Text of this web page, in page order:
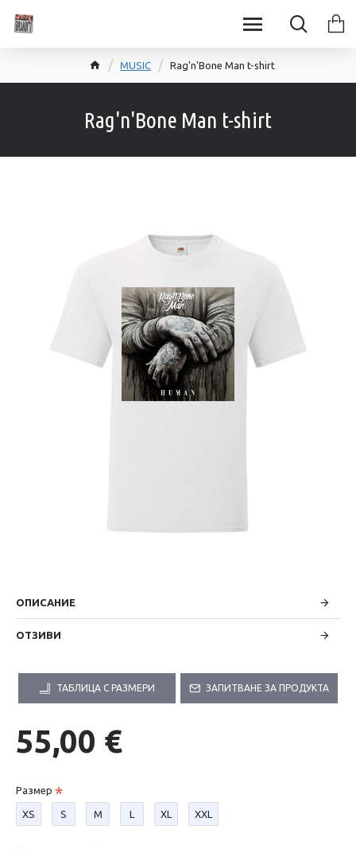
MUSIC Rag'n'Bone Man t-shirt
Rag'n'Bone Man t-shirt
ОПИСАНИЕ
ОТЗИВИ
ТАБЛИЦА С РАЗМЕРИ ЗАПИТВАНЕ ЗА ПРОДУКТА
55,00 €
Размер
XS S М L XL XXL